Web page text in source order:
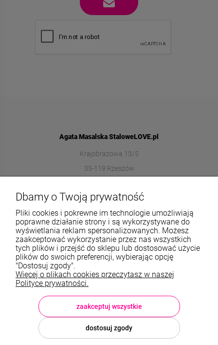
Agata Masalska StaloweLOVE.pl
Krajobrazowa 13/5
35-119 Rzeszów
572989669
Informacje
O nas
TWOJE KONTO
Sklep: StaloweLOVE, Krajobrazowa 13/5, 35-119 Rzeszów, woj.
podkarpackie, NIP: 8133612433, tel.:572 989 669
sklep@stalowelove.com.pl
Dbamy o Twoją prywatność
Pliki cookies i pokrewne im technologie umożliwiają
poprawne działanie strony i są wykorzystywane do
wyświetlania reklam spersonalizowanych. Możesz
zaakceptować wykorzystanie przez nas wszystkich
tych plików i przejść do sklepu lub dostosować użycie
plików do swoich preferencji, wybierając opcję
"Dostosuj zgody".
Więcej o plikach cookies przeczytasz w naszej
Polityce prywatności.
dostosuj zgody
zaakceptuj wszystkie